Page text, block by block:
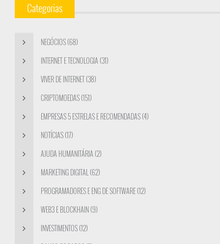
Categorias
NEGÓCIOS (68)
INTERNET E TECNOLOGIA (31)
VIVER DE INTERNET (38)
CRIPTOMOEDAS (151)
EMPRESAS 5 ESTRELAS E RECOMENDADAS (4)
NOTÍCIAS (17)
AJUDA HUMANITÁRIA (2)
MARKETING DIGITAL (62)
PROGRAMADORES E ENG DE SOFTWARE (12)
WEB3 E BLOCKHAIN (9)
INVESTIMENTOS (12)